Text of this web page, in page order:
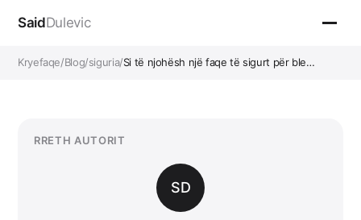
SaidDulevic
Kryefaqe/Blog/siguria/Si të njohësh një faqe të sigurt për ble…
RRETH AUTORIT
SD